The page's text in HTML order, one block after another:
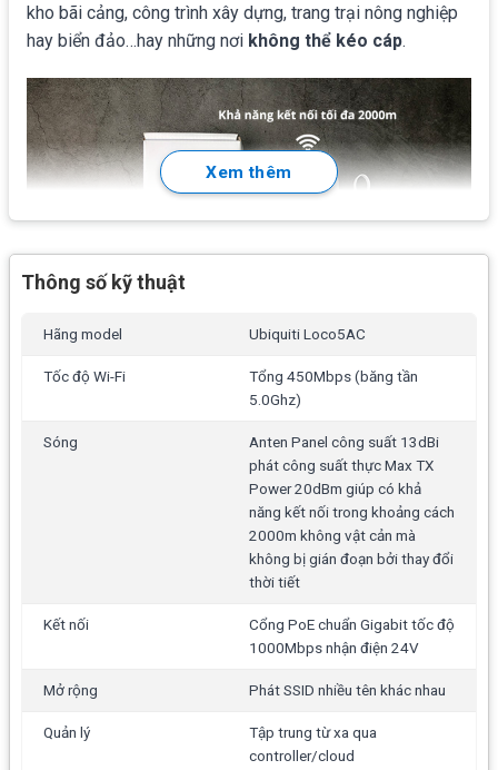
kho bãi cảng, công trình xây dựng, trang trại nông nghiệp
hay biển đảo…hay những nơi không thể kéo cáp.
Xem thêm
Thông số kỹ thuật
Hãng model Ubiquiti Loco5AC
Tốc độ Wi-Fi
Tổng 450Mbps (băng tần
5.0Ghz)
Sóng
Anten Panel công suất 13dBi
phát công suất thực Max TX
Power 20dBm giúp có khả
năng kết nối trong khoảng cách
2000m không vật cản mà
không bị gián đoạn bởi thay đổi
thời tiết
Kết nối
Cổng PoE chuẩn Gigabit tốc độ
1000Mbps nhận điện 24V
Mở rộng Phát SSID nhiều tên khác nhau
Quản lý
Tập trung từ xa qua
controller/cloud